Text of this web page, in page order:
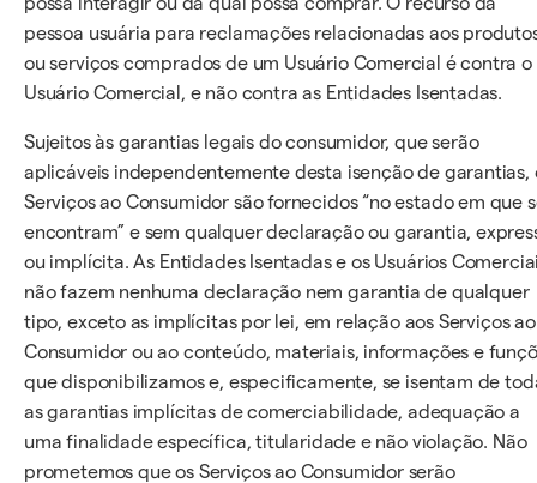
pessoa usuária para reclamações relacionadas aos
ou serviços comprados de um Usuário Comercial é contra o
Usuário Comercial, e não contra as Entidades Isentadas.
Sujeitos às garantias legais do consumidor, que serão
aplicáveis independentemente desta isenção de garantias,
Serviços ao Consumidor são fornecidos “no estado em que
encontram” e sem qualquer declaração ou garantia,
ou implícita. As Entidades Isentadas e os Usuários
não fazem nenhuma declaração nem garantia de qualquer
tipo, exceto as implícitas por lei, em relação aos Serviços ao
Consumidor ou ao conteúdo, materiais, informações e
que disponibilizamos e, especificamente, se isentam de
as garantias implícitas de comerciabilidade, adequação a
uma finalidade específica, titularidade e não violação. Não
prometemos que os Serviços ao Consumidor serão